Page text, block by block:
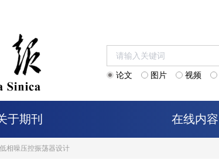
论文 图片 视频
于期刊 在线内容
相噪压控振荡器设计